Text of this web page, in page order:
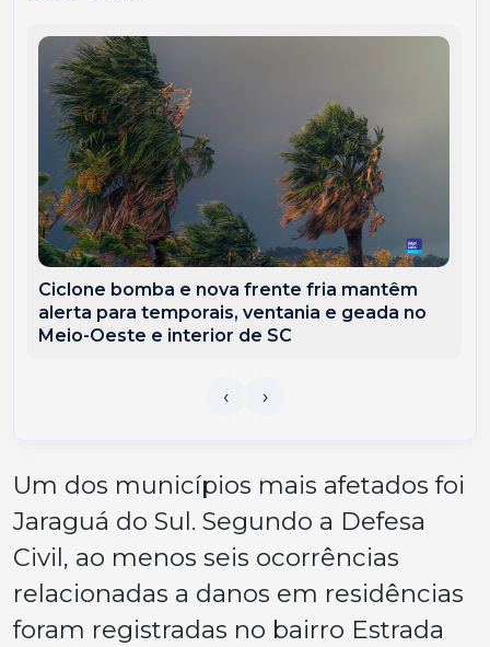
Ciclone bomba e nova frente fria mantêm
alerta para temporais, ventania e geada no
Meio-Oeste e interior de SC
Um dos municípios mais afetados foi
Jaraguá do Sul. Segundo a Defesa
Civil, ao menos seis ocorrências
relacionadas a danos em residências
foram registradas no bairro Estrada